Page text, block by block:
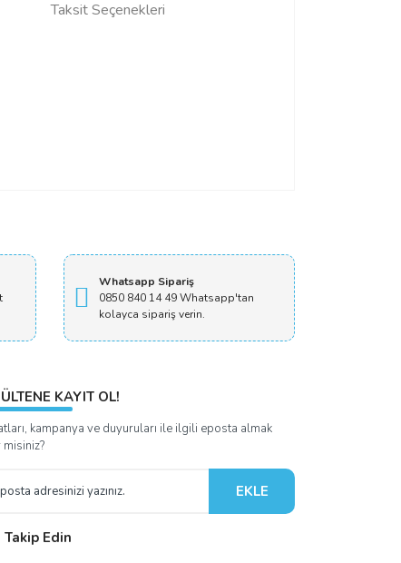
Taksit Seçenekleri
Whatsapp Sipariş
0850 840 14 49 Whatsapp'tan
kolayca sipariş verin.
KAYIT OL!
kampanya ve duyuruları ile ilgili eposta almak
misiniz?
EKLE
Takip Edin